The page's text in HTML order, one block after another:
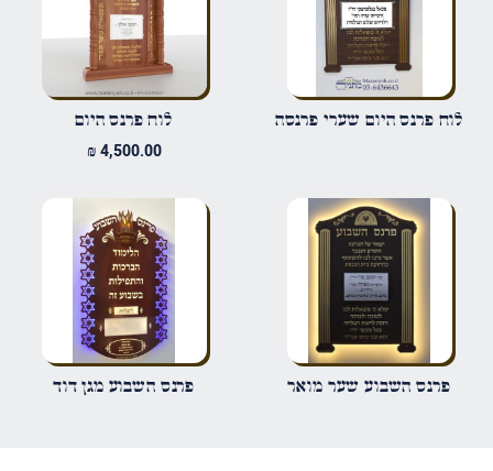
שם*
שמור בדפדפן זה את השם, האימייל והאתר שלי לפעם הבאה שאגיב.
לוח פרנס היום שערי פרנסה לוח פרנס היום
₪4,500.00
פרנס השבוע שער מואר פרנס השבוע מגן דוד